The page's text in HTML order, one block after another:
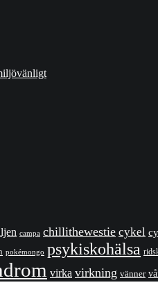
campa chillithewestie cykel
pokémongo psykiskohälsa
virka virkning vänner